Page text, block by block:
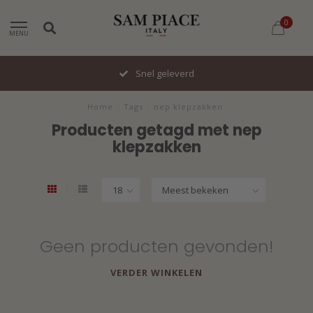
MENU
0
Snel geleverd
Home Tags nep klepzakken
Producten getagd met nep
klepzakken
Geen producten gevonden!
VERDER WINKELEN